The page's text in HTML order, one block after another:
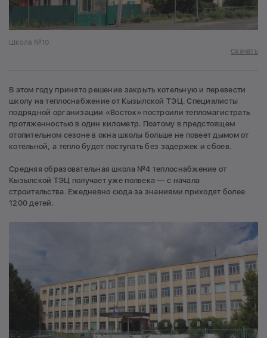
Школа №10
Скачать
В этом году принято решение закрыть котельную и перевести
школу на теплоснабжение от Кызылской ТЭЦ. Специалисты
подрядной организации «Восток» построили тепломагистрать
протяженностью в один километр. Поэтому в предстоящем
отопительном сезоне в окна школы больше не повеет дымом от
котельной, а тепло будет поступать без задержек и сбоев.
Средняя образовательная школа №4 теплоснабжение от
Кызылской ТЭЦ получает уже полвека — с начала
строительства. Ежедневно сюда за знаниями приходят более
1200 детей.